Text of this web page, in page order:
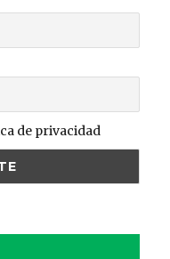
de privacidad